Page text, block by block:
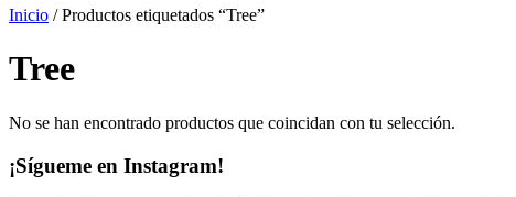
Inicio / Productos etiquetados “Tree”
Tree
No se han encontrado productos que coincidan con tu selección.
¡Sígueme en Instagram!